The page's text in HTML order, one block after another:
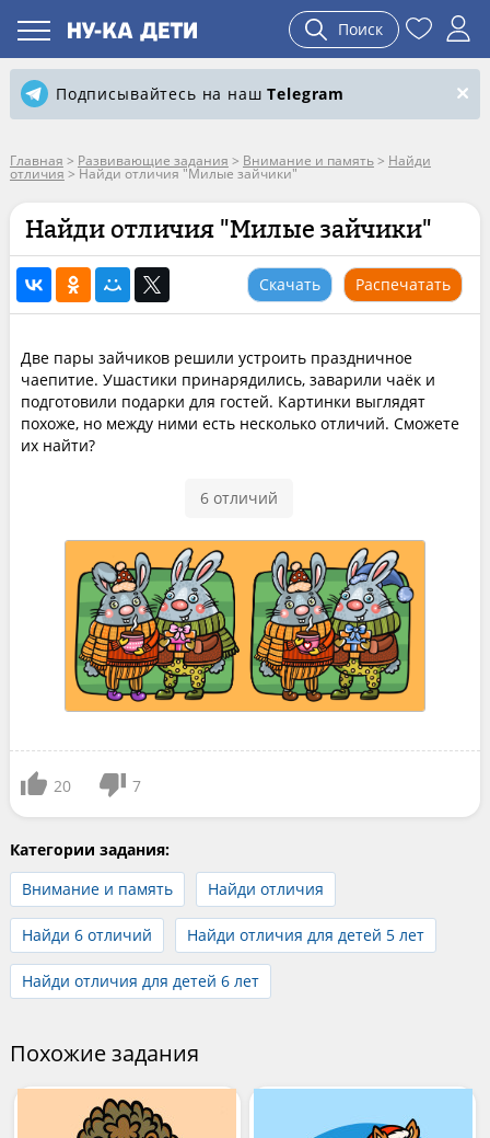
Поиск
Подписывайтесь на нашTelegram
Главная > Развивающие задания > Внимание и память> Найди
отличия >Найди отличия "Милые зайчики"
Найди отличия "Милые зайчики"
Скачать Распечатать
Две пары зайчиков решили устроить праздничное
чаепитие. Ушастики принарядились, заварили чаёк и
подготовили подарки для гостей. Картинки выглядят
похоже, но между ними есть несколько отличий. Сможете
их найти?
6 отличий
20 7
Категории задания:
Внимание и память
Найди отличия
Найди 6 отличий Найди отличия для детей 5 лет
Найди отличия для детей 6 лет
Похожие задания